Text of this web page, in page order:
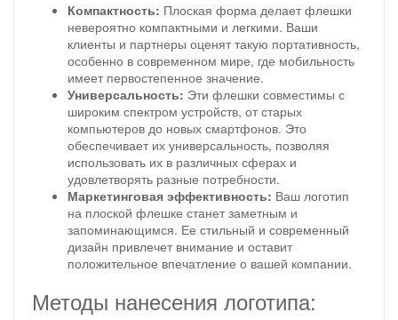
Компактность: Плоская форма делает флешки
невероятно компактными и легкими. Ваши
клиенты и партнеры оценят такую портативность,
особенно в современном мире, где мобильность
имеет первостепенное значение.
Универсальность: Эти флешки совместимы с
широким спектром устройств, от старых
компьютеров до новых смартфонов. Это
обеспечивает их универсальность, позволяя
использовать их в различных сферах и
удовлетворять разные потребности.
Маркетинговая эффективность: Ваш логотип
на плоской флешке станет заметным и
запоминающимся. Ее стильный и современный
дизайн привлечет внимание и оставит
положительное впечатление о вашей компании.
Методы нанесения логотипа: